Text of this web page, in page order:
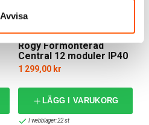
Avvisa
Rogy Förmonterad
Central 12 moduler IP40
ROGY
1 299,00 kr
LÄGG I VARUKORG
I webblager: 22 st